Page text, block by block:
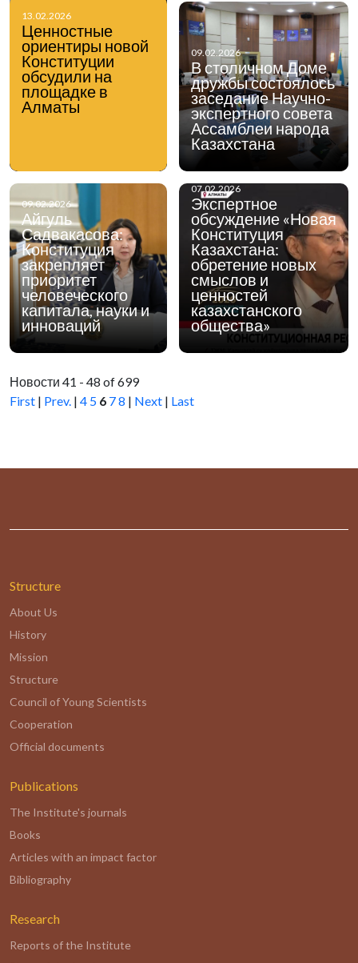
13.02.2026
Ценностные
ориентиры новой
Конституции
обсудили на
площадке в
Алматы
09.02.2026
В столичном Доме
дружбы состоялось
заседание Научно-
экспертного совета
Ассамблеи народа
Казахстана
09.02.2026
Айгуль
Садвакасова:
Конституция
закрепляет
приоритет
человеческого
капитала, науки и
инноваций
07.02.2026
Экспертное
обсуждение «Новая
Конституция
Казахстана:
обретение новых
смыслов и
ценностей
казахстанского
общества»
Новости 41 - 48 of 699
First | Prev. | 4 5 6 78 | Next | Last
Structure
About Us
History
Mission
Structure
Council of Young Scientists
Cooperation
Official documents
Publications
The Institute's journals
Books
Articles with an impact factor
Bibliography
Research
Reports of the Institute